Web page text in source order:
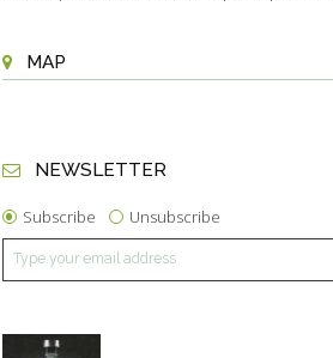
MAP
NEWSLETTER
Subscribe Unsubscribe